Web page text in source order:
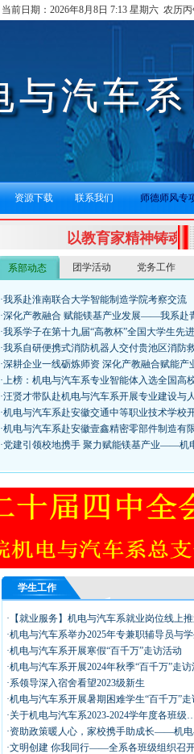
当前日期： 2026年8月8日 7:13 星期六 农历
资源下载 联系我们 师德师风专
以教育家精神铸魂
热烈庆祝第41个教
社会主义核心价值
系部动态 团学活动 党务工作
·我系赴淮南联合大学智能制造学院考察交流
·深化产教融合 赋能镁基产业发展——我系赴
·我系学子在第十九届“高教杯”全国大学生先
·我系自研便携式消防机器人交付贵池区消防
·深耕企业一线砺炼师资 深化产教融合赋能
·上榜：机电与汽车系专业智能体入选全国高
·汪贤才带队赴机电与汽车系开展专业建设与
·机电与汽车系赴安徽交通中等职业技术学校
·机电与汽车系赴安徽壹鑫精密零部件制造有
·党建引领校地携手 聚力赋能镁基产业——机
学生工作
·【就业服务】机电与汽车系就业岗位线上推
·机电与汽车系举办2025年专兼职辅导员与
·机电与汽车系开展寒假“百千万”走访活动
·机电与汽车系开展2024年秋季“百千万”走访
·系领导深入宿舍看望2023级新生
·机电与汽车系开展暑期困难学生“百千万”走
·关于机电与汽车系2023-2024学年度各班级
·资助政策暖人心，家校携手助成长——机
·文明创建 你我同行——全系各班级组织召